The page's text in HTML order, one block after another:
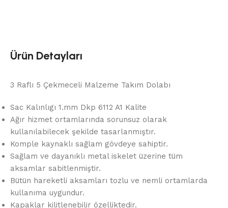
Ürün Detayları
3 Raflı 5 Çekmeceli Malzeme Takım Dolabı
Sac Kalınlıgı 1.mm Dkp 6112 A1 Kalite
Ağır hizmet ortamlarında sorunsuz olarak
kullanılabilecek şekilde tasarlanmıştır.
Komple kaynaklı sağlam gövdeye sahiptir.
Sağlam ve dayanıklı metal iskelet üzerine tüm
aksamlar sabitlenmiştir.
Bütün hareketli aksamları tozlu ve nemli ortamlarda
kullanıma uygundur.
Kapaklar kilitlenebilir özelliktedir.